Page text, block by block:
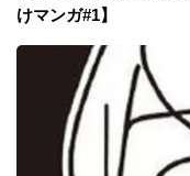
けマンガ#1】